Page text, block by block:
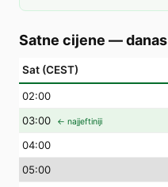
Satne cijene — danas
Sat (CEST)
02:00
03:00 ← najjeftiniji
04:00
05:00